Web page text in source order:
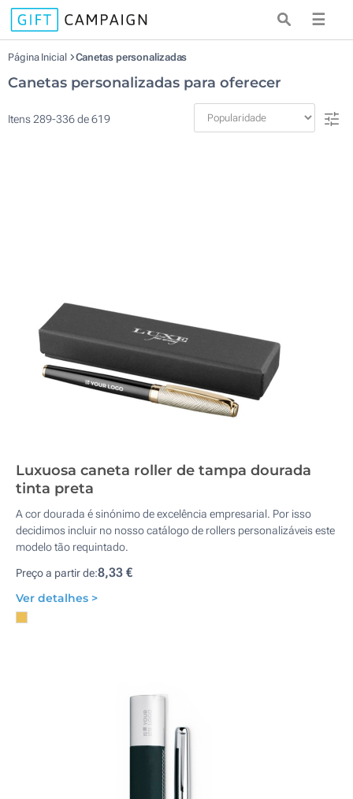
☰
Página Inicial Canetas personalizadas
Canetas personalizadas para oferecer
Itens289-336de619
Luxuosa caneta roller de tampa dourada
tinta preta
A cor dourada é sinónimo de excelência empresarial. Por isso
decidimos incluir no nosso catálogo de rollers personalizáveis este
modelo tão requintado.
Preço a partir de:8,33 €
Ver detalhes >